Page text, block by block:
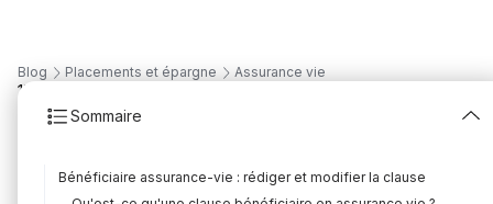
Blog Placements et épargne Assurance vie
Sommaire
Bénéficiaire assurance-vie : rédiger et modifier la clause
17
le guide complet